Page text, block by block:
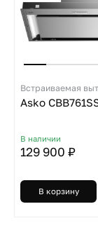
Встраиваемая
Asko
В наличии
129 900 ₽
В корзину